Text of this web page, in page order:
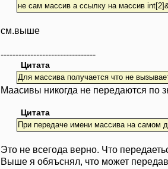
не сам массив а ссылку на массив
см.выше
--------------------------------
Цитата
Для массива получается что не
Маасивы никогда не передаются по
Цитата
При передаче имени массива на самом
Это не всегода верно. Что
Выше я обяъснял, что может